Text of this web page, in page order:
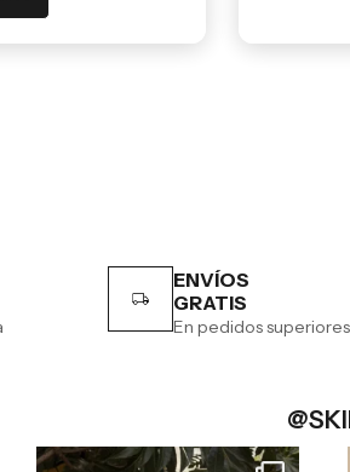
ENVÍOS
GRATIS
En pedidos